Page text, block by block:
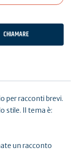
CHIAMARE
per racconti brevi.
stile. Il tema è:
un racconto